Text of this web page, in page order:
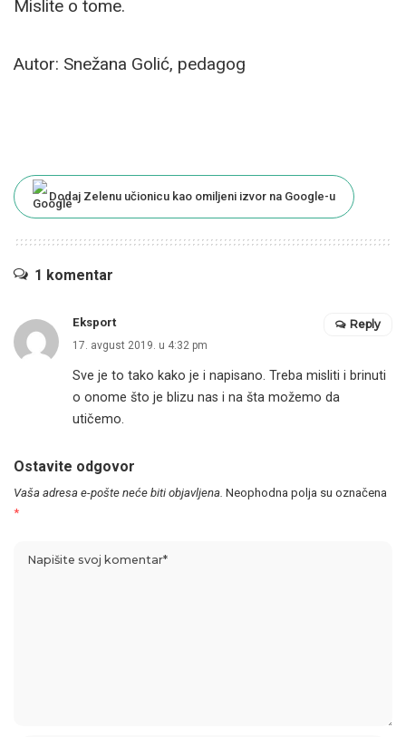
Mislite o tome.
Autor: Snežana Golić, pedagog
Dodaj Zelenu učionicu kao omiljeni izvor na Google-u
1 komentar
Eksport
17. avgust 2019. u 4:32 pm
Sve je to tako kako je i napisano. Treba misliti i brinuti
o onome što je blizu nas i na šta možemo da
utičemo.
Reply
Ostavite odgovor
Vaša adresa e-pošte neće biti objavljena. Neophodna polja su označena
*